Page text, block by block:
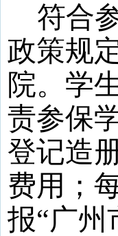
符合
政策规
院。学
责参保
登记造
费用；
报“广州